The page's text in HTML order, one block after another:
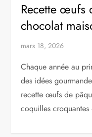
Recette œufs
chocolat
mars 18, 2026
Chaque année au
des idées
recette œufs de
coquilles